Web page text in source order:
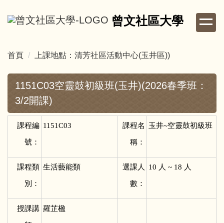
到
內
曾文社區大學
首頁 上課地點：清芳社區活動中心(玉井區))
1151C03空靈鼓初級班(玉井)(2026春季班：
3/2開課)
課程編
號：
1151C03 課程名
稱：
玉井~空靈鼓初級班
課程類
別：
生活藝能類 選課人
數：
10 人 ~ 18 人
授課講 羅芷楹